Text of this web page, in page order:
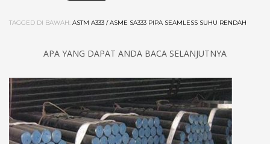
TAGGED DI BAWAH: ASTM A333 / ASME SA333 PIPA SEAMLESS SUHU RENDAH
APA YANG DAPAT ANDA BACA SELANJUTNYA